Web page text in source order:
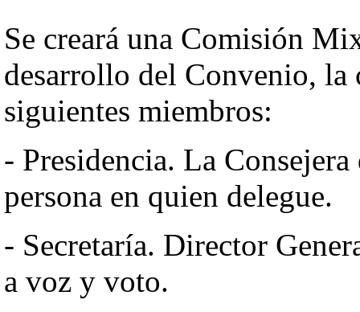
Se creará una Comisión
desarrollo del Convenio, la
siguientes miembros:
- Presidencia. La
persona en quien delegue.
- Secretaría. Director
a voz y voto.